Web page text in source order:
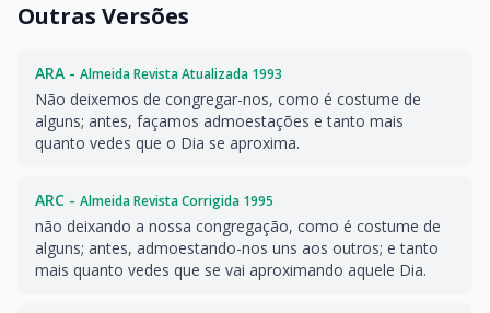
Outras Versões
ARA - Almeida Revista Atualizada 1993
Não deixemos de congregar-nos, como é costume de
alguns; antes, façamos admoestações e tanto mais
quanto vedes que o Dia se aproxima.
ARC - Almeida Revista Corrigida 1995
não deixando a nossa congregação, como é costume de
alguns; antes, admoestando-nos uns aos outros; e tanto
mais quanto vedes que se vai aproximando aquele Dia.